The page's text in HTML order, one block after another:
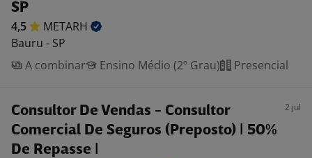
SP
4,5
METARH
Bauru - SP
A combinar
Ensino Médio (2º Grau) Presencial
Consultor De Vendas - Consultor
Comercial De Seguros (Preposto) | 50%
De Repasse |
2 jul